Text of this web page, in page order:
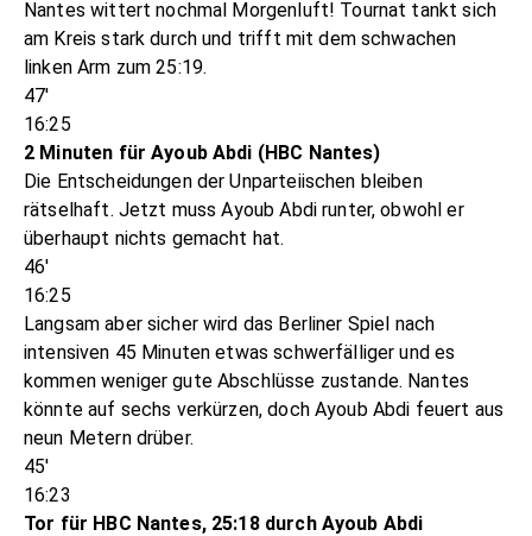
Nantes wittert nochmal Morgenluft! Tournat tankt sich
am Kreis stark durch und trifft mit dem schwachen
linken Arm zum 25:19.
47'
16:25
2 Minuten für Ayoub Abdi (HBC Nantes)
Die Entscheidungen der Unparteiischen bleiben
rätselhaft. Jetzt muss Ayoub Abdi runter, obwohl er
überhaupt nichts gemacht hat.
46'
16:25
Langsam aber sicher wird das Berliner Spiel nach
intensiven 45 Minuten etwas schwerfälliger und es
kommen weniger gute Abschlüsse zustande. Nantes
könnte auf sechs verkürzen, doch Ayoub Abdi feuert aus
neun Metern drüber.
45'
16:23
Tor für HBC Nantes, 25:18 durch Ayoub Abdi